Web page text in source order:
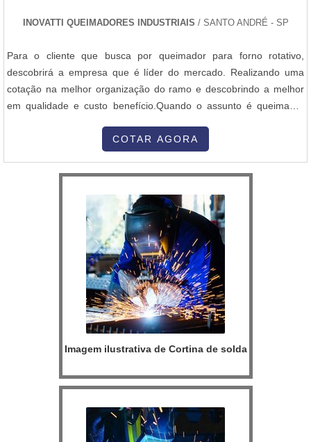
INOVATTI QUEIMADORES INDUSTRIAIS / SANTO ANDRÉ - SP
Para o cliente que busca por queimador para forno rotativo,
descobrirá a empresa que é líder do mercado. Realizando uma
cotação na melhor organização do ramo e descobrindo a melhor
em qualidade e custo benefício.Quando o assunto é queimador
encontrar proteção com soluções para estufas, fornos e
FORNO ROTATIVOA Inovatti Queimad...
COTAR AGORA
Imagem ilustrativa de Cortina de solda